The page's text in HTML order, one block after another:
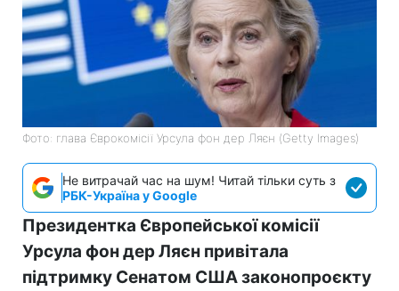
Фото: глава Єврокомісії Урсула фон дер Ляєн (Getty Images)
Не витрачай час на шум! Читай тільки суть з
РБК-Україна у Google
Президентка Європейської комісії
Урсула фон дер Ляєн привітала
підтримку Сенатом США законопроєкту